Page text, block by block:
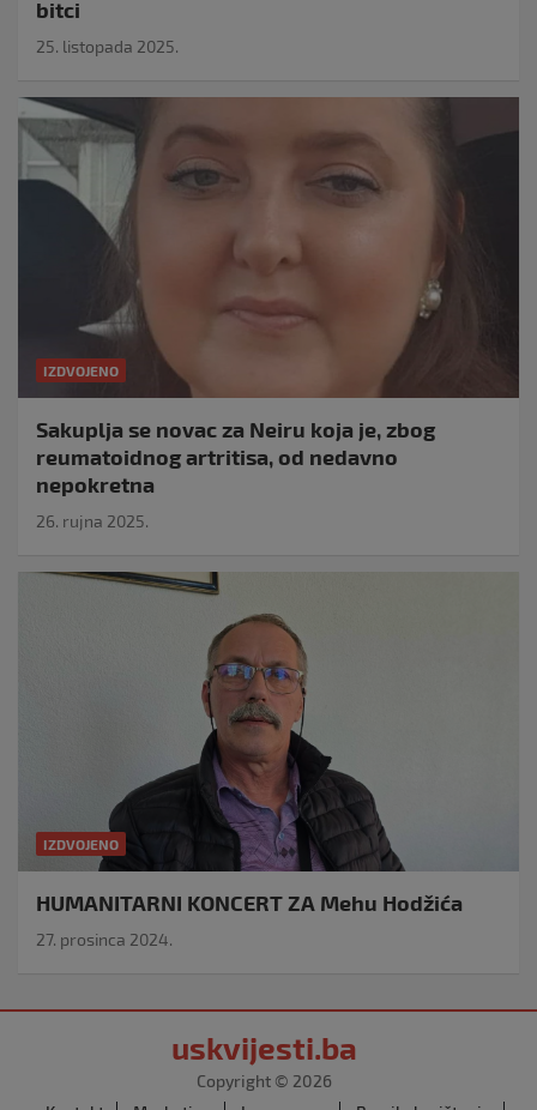
bitci
25. listopada 2025.
IZDVOJENO
Sakuplja se novac za Neiru koja je, zbog
reumatoidnog artritisa, od nedavno
nepokretna
26. rujna 2025.
IZDVOJENO
HUMANITARNI KONCERT ZA Mehu Hodžića
27. prosinca 2024.
uskvijesti.ba
Copyright © 2026